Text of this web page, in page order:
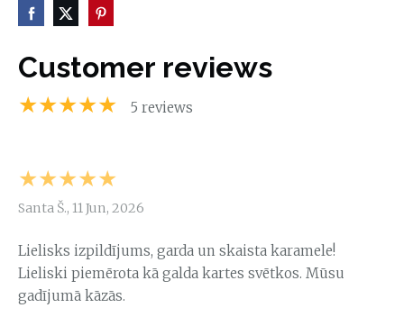
Customer reviews
★★★★★ 5 reviews
★★★★★
Santa Š., 11 Jun, 2026
Lielisks izpildījums, garda un skaista karamele!
Lieliski piemērota kā galda kartes svētkos. Mūsu
gadījumā kāzās.